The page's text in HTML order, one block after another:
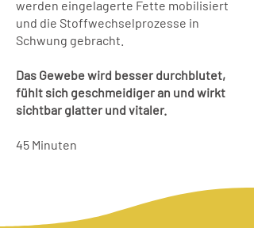
werden eingelagerte Fette mobilisiert
und die Stoffwechselprozesse in
Schwung gebracht.
Das Gewebe wird besser durchblutet,
fühlt sich geschmeidiger an und wirkt
sichtbar glatter und vitaler.
45 Minuten